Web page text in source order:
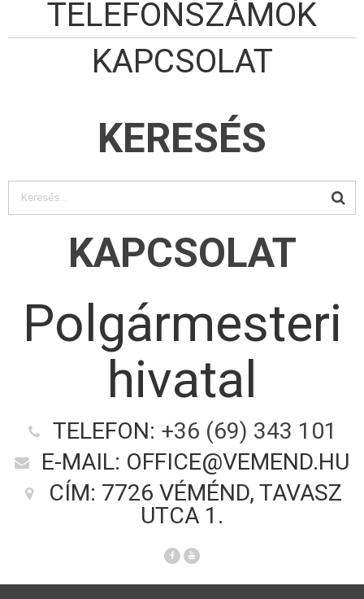
TELEFONSZÁMOK
KAPCSOLAT
KERESÉS
KAPCSOLAT
Polgármesteri
hivatal
TELEFON: +36 (69) 343 101
E-MAIL: OFFICE@VEMEND.HU
CÍM: 7726 VÉMÉND, TAVASZ
UTCA 1.